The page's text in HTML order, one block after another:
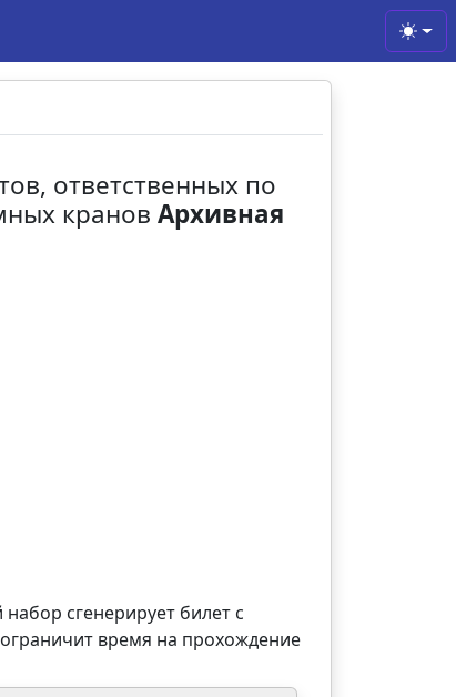
ответственных по
кранов Архивная
сгенерирует билет с
время на прохождение